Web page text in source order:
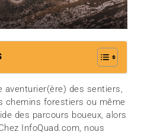
aventurier(ère) des sentiers,
chemins forestiers ou même
des parcours boueux, alors
InfoQuad.com, nous